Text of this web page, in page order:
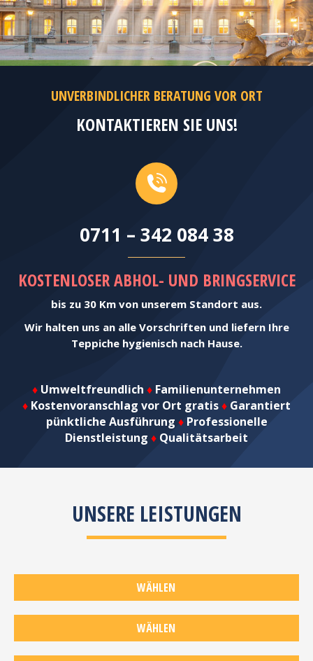
UNVERBINDLICHER BERATUNG VOR ORT
KONTAKTIEREN SIE UNS!
0711 – 342 084 38
KOSTENLOSER ABHOL- UND BRINGSERVICE
bis zu 30 Km von unserem Standort aus.
Wir halten uns an alle Vorschriften und liefern Ihre
Teppiche hygienisch nach Hause.
♦ Umweltfreundlich ♦ Familienunternehmen
♦ Kostenvoranschlag vor Ort gratis♦ Garantiert
pünktliche Ausführung ♦Professionelle
Dienstleistung ♦ Qualitätsarbeit
UNSERE LEISTUNGEN
TEPPICHWÄSCHE
WÄHLEN
WÄHLEN